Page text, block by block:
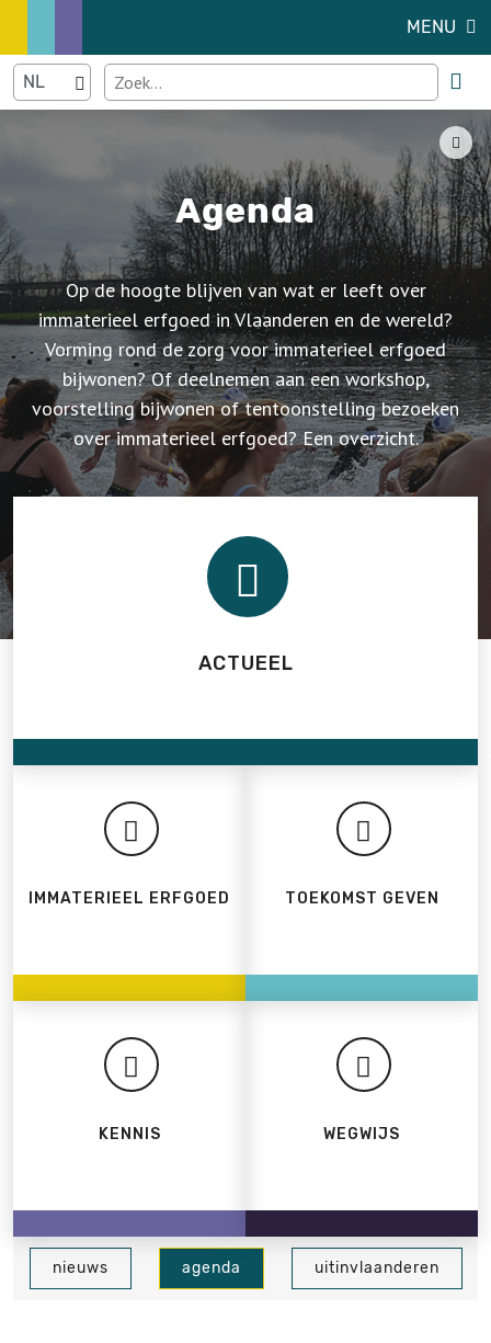
MENU
Agenda
Op de hoogte blijven van wat er leeft over
immaterieel erfgoed in Vlaanderen en de wereld?
Vorming rond de zorg voor immaterieel erfgoed
bijwonen? Of deelnemen aan een workshop,
voorstelling bijwonen of tentoonstelling bezoeken
over immaterieel erfgoed? Een overzicht.
IMMATERIEEL ERFGOED TOEKOMST GEVEN
KENNIS
ACTUEEL
WEGWIJS
nieuws agenda uitinvlaanderen